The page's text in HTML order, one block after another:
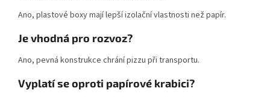
Ano, plastové boxy mají lepší izolační vlastnosti než papír.
Je vhodná pro rozvoz?
Ano, pevná konstrukce chrání pizzu při transportu.
Vyplatí se oproti papírové krabici?